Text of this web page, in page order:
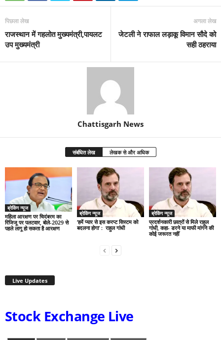
पिछला लेख
राजस्थान में गहलोत मुख्यमंत्री,पायलट
उप मुख्यमंत्री
अगला लेख
जेटली ने राफाल लड़ाकू विमान सौदे को
सही ठहराया
Chattisgarh News
संबंधित लेख लेखक से और अधिक
ब्रेकिंग न्यूज
महिला आरक्षण पर चिदंबरम का
रिजिजू पर पलटवार, बोले-2029 से
पहले लागू हो सकता है आरक्षण
ब्रेकिंग न्यूज
‘हमें प्यार से इस करप्ट सिस्टम को
बदलना होगा’ : राहुल गांधी
ब्रेकिंग न्यूज
प्रदर्शनकारी छात्रों से मिले राहुल
गांधी, कहा- डरने या माफी मांगने की
कोई जरूरत नहीं
Live Updates
Stock Exchange Live